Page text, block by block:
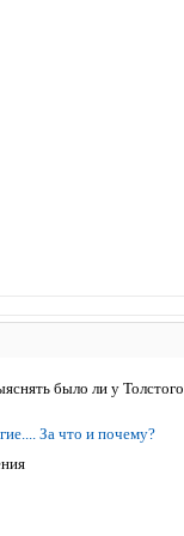
было ли у
За что и почему?